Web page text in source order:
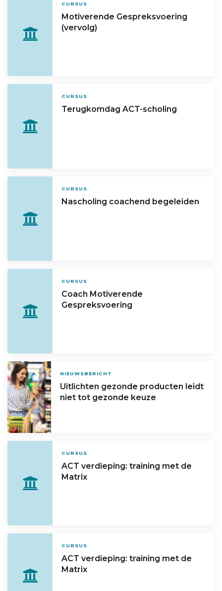
CURSUS
Motiverende Gespreksvoering
(vervolg)
CURSUS
Terugkomdag ACT-scholing
CURSUS
Nascholing coachend begeleiden
CURSUS
Coach Motiverende
Gespreksvoering
NIEUWSBERICHT
Uitlichten gezonde producten leidt
niet tot gezonde keuze
CURSUS
ACT verdieping: training met de
Matrix
CURSUS
ACT verdieping: training met de
Matrix